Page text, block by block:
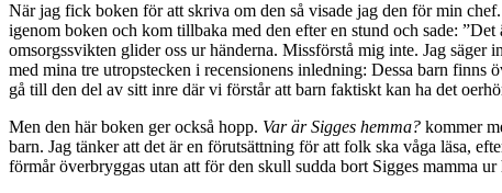
När jag fick boken för att skriva om den så visade jag den för min
igenom boken och kom tillbaka med den efter en stund och sade:
omsorgssvikten glider oss ur händerna. Missförstå mig inte. Jag
med mina tre utropstecken i recensionens inledning: Dessa barn
gå till den del av sitt inre där vi förstår att barn faktiskt kan ha det
Men den här boken ger också hopp. Var är Sigges hemma? kommer
barn. Jag tänker att det är en förutsättning för att folk ska våga läsa,
förmår överbryggas utan att för den skull sudda bort Sigges mamma ur